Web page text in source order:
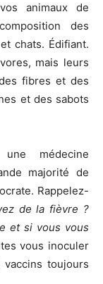
animaux de
des
chats. Édifiant.
mais leurs
fibres et des
et des sabots
médecine
majorité de
Rappelez-
de la fièvre ?
et si vous vous
vous inoculer
toujours